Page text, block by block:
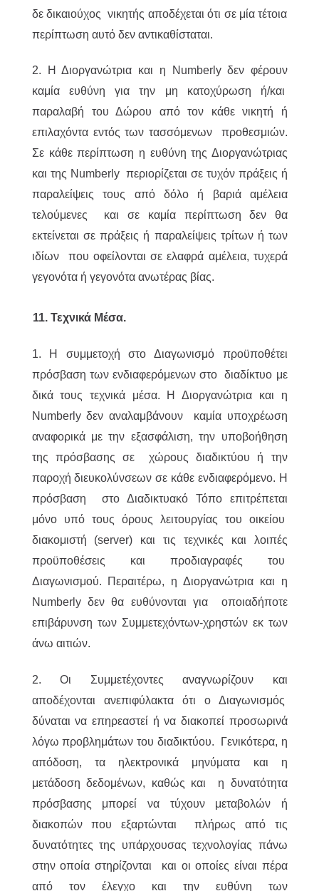
δε δικαιούχος νικητής αποδέχεται ότι σε μία τέτοια
περίπτωση αυτό δεν αντικαθίσταται.
2. Η Διοργανώτρια και η Numberly δεν φέρουν
καμία ευθύνη για την μη κατοχύρωση ή/και
παραλαβή του Δώρου από τον κάθε νικητή ή
επιλαχόντα εντός των τασσόμενων προθεσμιών.
Σε κάθε περίπτωση η ευθύνη της Διοργανώτριας
και της Numberly περιορίζεται σε τυχόν πράξεις ή
παραλείψεις τους από δόλο ή βαριά αμέλεια
τελούμενες και σε καμία περίπτωση δεν θα
εκτείνεται σε πράξεις ή παραλείψεις τρίτων ή των
ιδίων που οφείλονται σε ελαφρά αμέλεια, τυχερά
γεγονότα ή γεγονότα ανωτέρας βίας.
11. Τεχνικά Μέσα.
1. Η συμμετοχή στο Διαγωνισμό προϋποθέτει
πρόσβαση των ενδιαφερόμενων στο διαδίκτυο με
δικά τους τεχνικά μέσα. Η Διοργανώτρια και η
Numberly δεν αναλαμβάνουν καμία υποχρέωση
αναφορικά με την εξασφάλιση, την υποβοήθηση
της πρόσβασης σε χώρους διαδικτύου ή την
παροχή διευκολύνσεων σε κάθε ενδιαφερόμενο. Η
πρόσβαση στο Διαδικτυακό Τόπο επιτρέπεται
μόνο υπό τους όρους λειτουργίας του οικείου
διακομιστή (server) και τις τεχνικές και λοιπές
προϋποθέσεις και προδιαγραφές του
Διαγωνισμού. Περαιτέρω, η Διοργανώτρια και η
Numberly δεν θα ευθύνονται για οποιαδήποτε
επιβάρυνση των Συμμετεχόντων-χρηστών εκ των
άνω αιτιών.
2. Οι Συμμετέχοντες αναγνωρίζουν και
αποδέχονται ανεπιφύλακτα ότι ο Διαγωνισμός
δύναται να επηρεαστεί ή να διακοπεί προσωρινά
λόγω προβλημάτων του διαδικτύου. Γενικότερα, η
απόδοση, τα ηλεκτρονικά μηνύματα και η
μετάδοση δεδομένων, καθώς και η δυνατότητα
πρόσβασης μπορεί να τύχουν μεταβολών ή
διακοπών που εξαρτώνται πλήρως από τις
δυνατότητες της υπάρχουσας τεχνολογίας πάνω
στην οποία στηρίζονται και οι οποίες είναι πέρα
από τον έλεγχο και την ευθύνη των